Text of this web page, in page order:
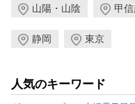
山陽・山陰 甲
静岡 東京
人気のキーワード